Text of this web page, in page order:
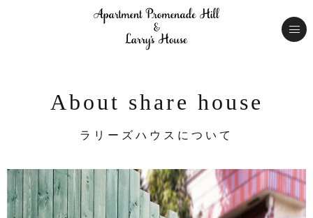
About share house
ラリーズハウスについて